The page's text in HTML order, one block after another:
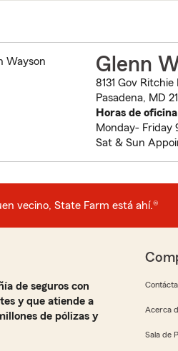
Glenn
8131 Gov
Pasadena, MD
Horas de oficina
Monday- Friday
Sat & Sun
vecino, State Farm está ahí.®
de seguros con
y que atiende a
de pólizas y
Acerca
Sala de